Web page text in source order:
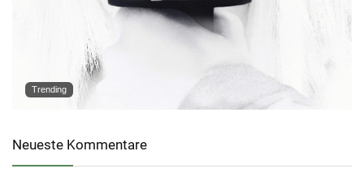
Trending
Neueste Kommentare